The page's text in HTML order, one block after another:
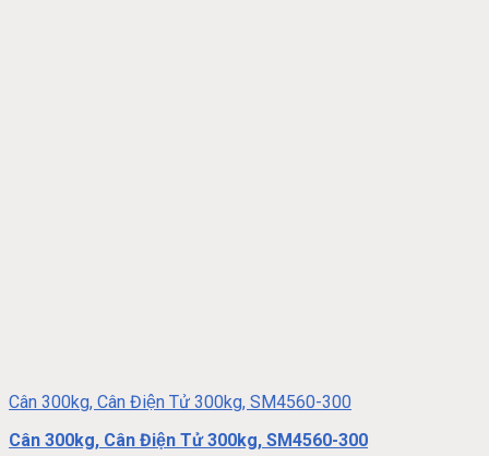
Cân 300kg, Cân Điện Tử 300kg, SM4560-300
Cân 300kg, Cân Điện Tử 300kg, SM4560-300